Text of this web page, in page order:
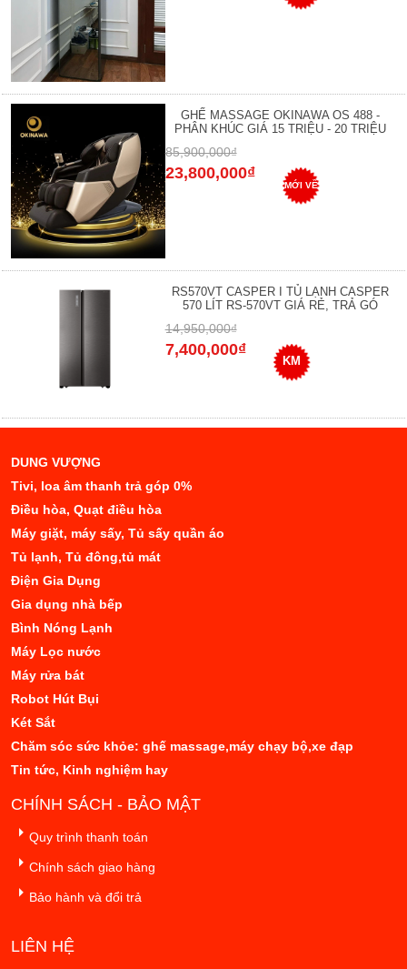
GHẾ MASSAGE OKINAWA OS 488 -
PHÂN KHÚC GIÁ 15 TRIỆU - 20 TRIỆU
85,900,000₫
23,800,000₫
MỚI VỀ
RS570VT CASPER I TỦ LẠNH CASPER
570 LÍT RS-570VT GIÁ RẺ, TRẢ GÓ
14,950,000₫
7,400,000₫
KM
DUNG VƯỢNG
Tivi, loa âm thanh trả góp 0%
Điều hòa, Quạt điều hòa
Máy giặt, máy sấy, Tủ sấy quần áo
Tủ lạnh, Tủ đông,tủ mát
Điện Gia Dụng
Gia dụng nhà bếp
Bình Nóng Lạnh
Máy Lọc nước
Máy rửa bát
Robot Hút Bụi
Két Sắt
Chăm sóc sức khỏe: ghế massage,máy chạy bộ,xe đạp
Tin tức, Kinh nghiệm hay
CHÍNH SÁCH - BẢO MẬT
Quy trình thanh toán
Chính sách giao hàng
Bảo hành và đổi trả
LIÊN HỆ